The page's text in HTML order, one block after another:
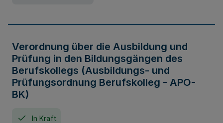
Verordnung über die Ausbildung und
Prüfung in den Bildungsgängen des
Berufskollegs (Ausbildungs- und
Prüfungsordnung Berufskolleg - APO-
BK)
In Kraft